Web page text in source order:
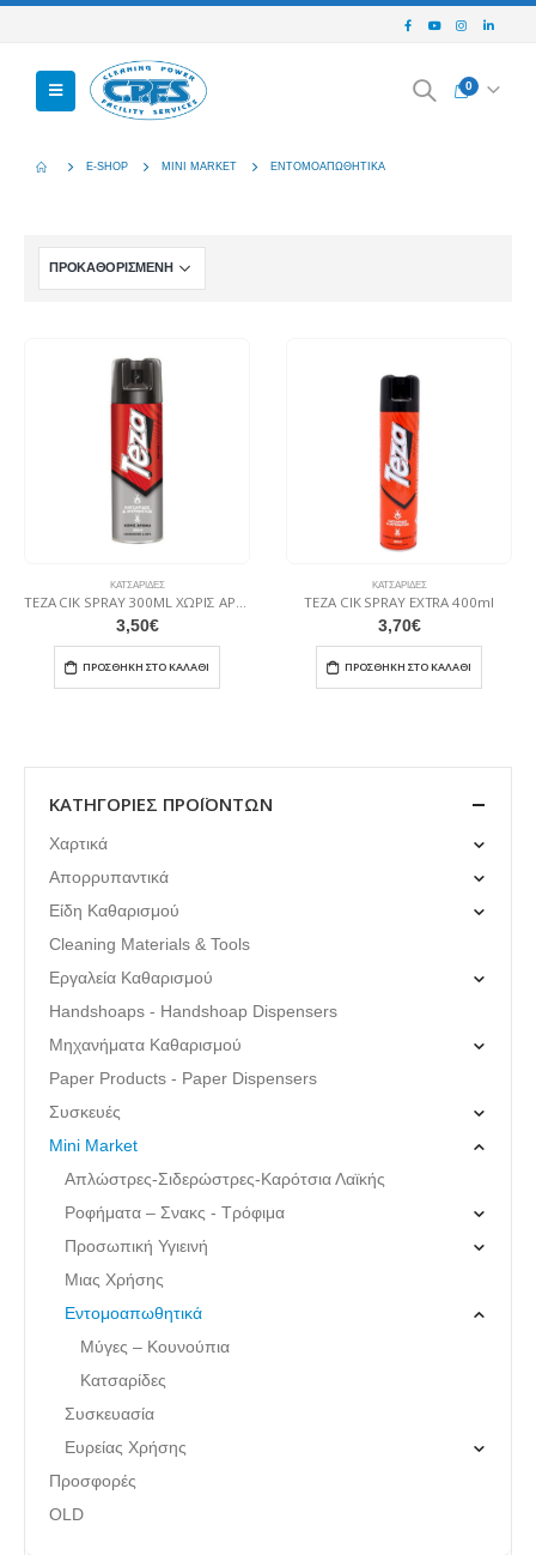
0
E-SHOP MINI MARKET ΕΝΤΟΜΟΑΠΩΘΗΤΙΚΆ
ΚΑΤΣΑΡΊΔΕΣ
TEZA CIK SPRAY 300ML ΧΩΡΙΣ ΑΡΩΜΑ ΚΑΤΣΑΡΙΔΕΣ & ΜΥΡΜΗΓΚΙΑ
3,50€
ΠΡΟΣΘΉΚΗ ΣΤΟ ΚΑΛΆΘΙ
ΚΑΤΣΑΡΊΔΕΣ
TEZA CIK SPRAY EXTRA 400ml
3,70€
ΠΡΟΣΘΉΚΗ ΣΤΟ ΚΑΛΆΘΙ
ΚΑΤΗΓΟΡΊΕΣ ΠΡΟΪΌΝΤΩΝ
Χαρτικά
Απορρυπαντικά
Είδη Καθαρισμού
Cleaning Materials & Tools
Εργαλεία Καθαρισμού
Handshoaps - Handshoap Dispensers
Μηχανήματα Καθαρισμού
Paper Products - Paper Dispensers
Συσκευές
Mini Market
Απλώστρες-Σιδερώστρες-Καρότσια Λαϊκής
Ροφήματα – Σνακς - Τρόφιμα
Προσωπική Υγιεινή
Μιας Χρήσης
Εντομοαπωθητικά
Μύγες – Κουνούπια
Κατσαρίδες
Συσκευασία
Ευρείας Χρήσης
Προσφορές
OLD